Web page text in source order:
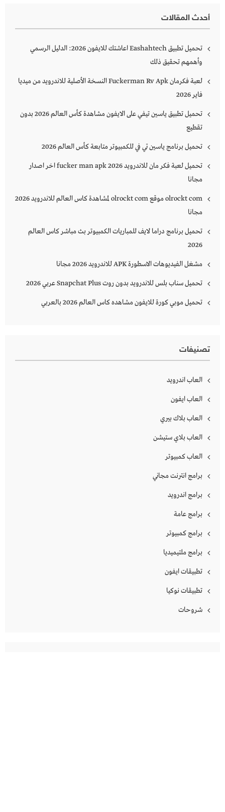
أحدث المقالات
تحميل تطبيق Eashahtech اعاشتك للايفون 2026: الدليل الرسمي
وأهمهم تحقيق ذلك
لعبة فكرمان Fuckerman Rv Apk النسخة الأصلية للاندرويد من ميديا
فاير 2026
تحميل تطبيق ياسين تيفي على الايفون مشاهدة كأس العالم 2026 بدون
تقطيع
تحميل برنامج ياسين تي في للكمبيوتر متابعة كأس العالم 2026
تحميل لعبة فكر مان للاندرويد 2026 fucker man apk اخر اصدار
مجانا
olrockt com موقع olrockt com لمشاهدة كاس العالم للاندرويد 2026
مجانا
تحميل برنامج دراما لايف للمباريات الكمبيوتر بث مباشر كاس العالم
2026
مشغل الفيديوهات الاسطورة APK للاندرويد 2026 مجانا
تحميل سناب بلس للاندرويد بدون روت Snapchat Plus‏ عربي 2026
تحميل موبي كورة للايفون مشاهده كاس العالم 2026 بالعربي
تصنيفات
العاب اندرويد
العاب ايفون
العاب بلاك بيري
العاب بلاي ستيشن
العاب كمبيوتر
برامج انترنت مجاني
برامج اندرويد
برامج عامة
برامج كمبيوتر
برامج ملتيميديا
تطبيقات ايفون
تطبيقات نوكيا
شروحات